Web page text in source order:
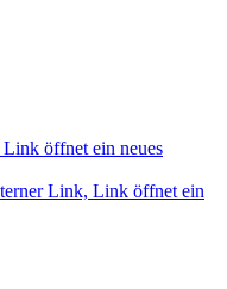
öffnet ein neues
Link, Link öffnet ein